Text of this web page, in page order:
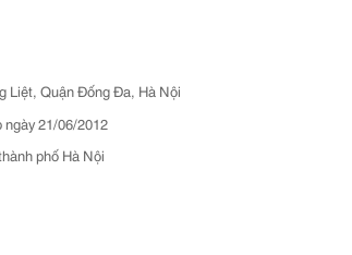
Liệt, Quận Đống Đa, Hà Nội
21/06/2012
phố Hà Nội